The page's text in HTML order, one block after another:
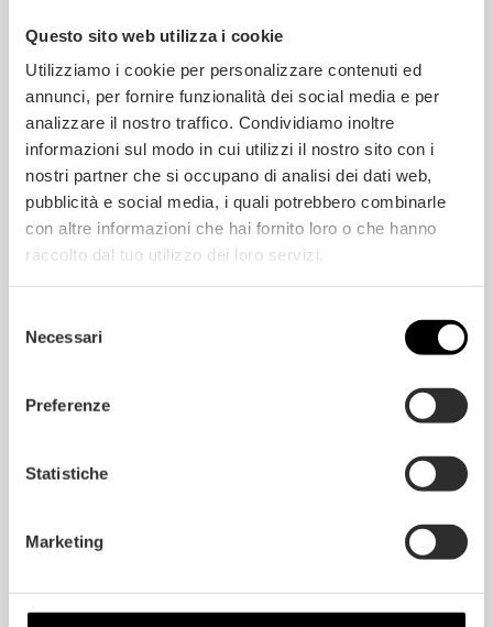
Questo sito web utilizza i cookie
Utilizziamo i cookie per personalizzare contenuti ed
annunci, per fornire funzionalità dei social media e per
analizzare il nostro traffico. Condividiamo inoltre
informazioni sul modo in cui utilizzi il nostro sito con i
nostri partner che si occupano di analisi dei dati web,
pubblicità e social media, i quali potrebbero combinarle
con altre informazioni che hai fornito loro o che hanno
raccolto dal tuo utilizzo dei loro servizi.
delNecessari
Preferenze
Statistiche
Marketing
esprime prestigio, classe e intramontabile
eleganza. Una finitura in legno intarsiato,
preziosa e ricercata, di foggia peculiare e di
grande impatto decorativo, che sa omaggiare
ornamenti classici per ridefinirli in chiave
contemporanea e rock.
La scelta di parquet scuro in rovere
ideale per
ambienti allestiti secondo un concetto di
raffinatezza moderna, eclettica e
all’avanguardia.